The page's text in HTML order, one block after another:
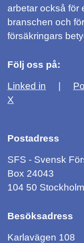
arbetar också för
branschen och
försäkringars
Följ oss på:
Linked in
X
Postadress
SFS - Svensk
Box 24043
104 50 Stockholm
Besöksadress
Karlavägen 108